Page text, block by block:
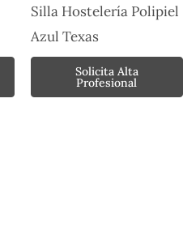
Silla Hostelería Polipiel
Azul Texas
Solicita Alta
Profesional